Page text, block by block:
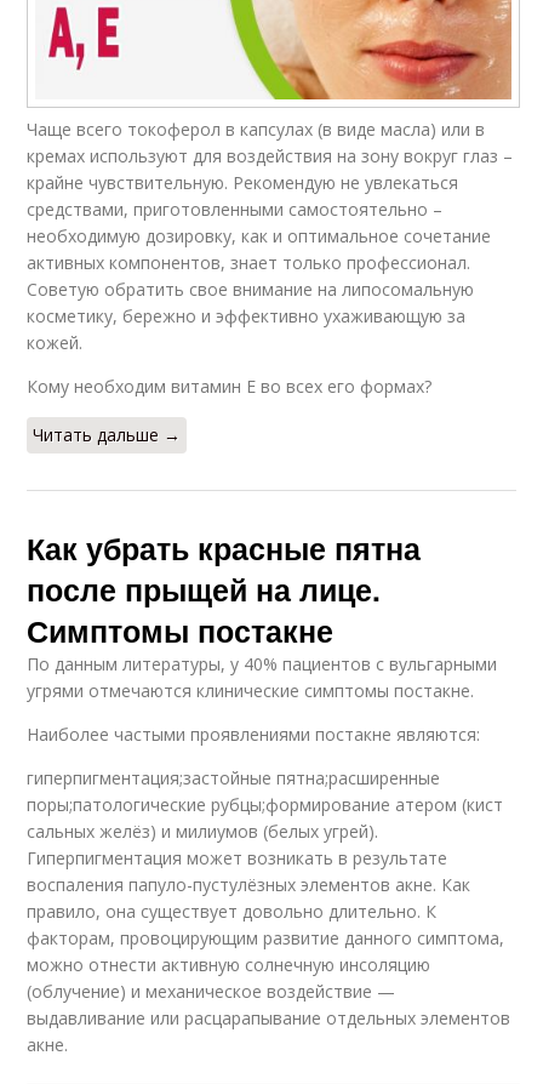
Чаще всего токоферол в капсулах (в виде масла) или в
кремах используют для воздействия на зону вокруг глаз –
крайне чувствительную. Рекомендую не увлекаться
средствами, приготовленными самостоятельно –
необходимую дозировку, как и оптимальное сочетание
активных компонентов, знает только профессионал.
Советую обратить свое внимание на липосомальную
косметику, бережно и эффективно ухаживающую за
кожей.
Кому необходим витамин E во всех его формах?
Читать дальше →
Как убрать красные пятна
после прыщей на лице.
Симптомы постакне
По данным литературы, у 40% пациентов с вульгарными
угрями отмечаются клинические симптомы постакне.
Наиболее частыми проявлениями постакне являются:
гиперпигментация;застойные пятна;расширенные
поры;патологические рубцы;формирование атером (кист
сальных желёз) и милиумов (белых угрей).
Гиперпигментация может возникать в результате
воспаления папуло-пустулёзных элементов акне. Как
правило, она существует довольно длительно. К
факторам, провоцирующим развитие данного симптома,
можно отнести активную солнечную инсоляцию
(облучение) и механическое воздействие —
выдавливание или расцарапывание отдельных элементов
акне.